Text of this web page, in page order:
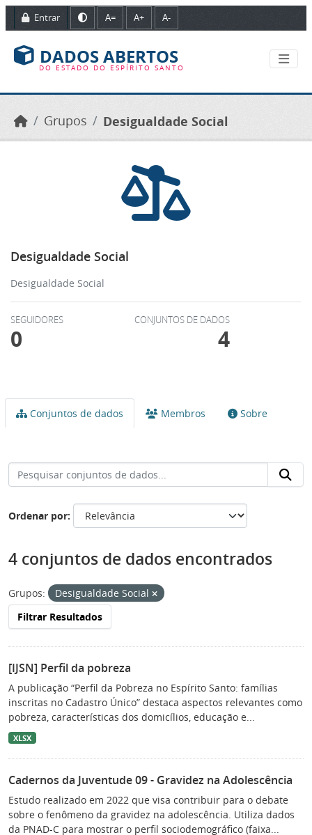
Ir para o conteúdo principal
Entrar A= A+ A-
DADOS ABERTOS
DO ESTADO DO ESPÍRITO SANTO
Grupos Desigualdade Social
Desigualdade Social
Desigualdade Social
SEGUIDORES
0
CONJUNTOS DE DADOS
4
Conjuntos de dados Membros Sobre
Ordenar por
4 conjuntos de dados encontrados
Grupos:
Desigualdade Social
Filtrar Resultados
[IJSN] Perfil da pobreza
A publicação “Perfil da Pobreza no Espírito Santo: famílias
inscritas no Cadastro Único” destaca aspectos relevantes como
pobreza, características dos domicílios, educação e...
XLSX
Cadernos da Juventude 09 - Gravidez na Adolescência
Estudo realizado em 2022 que visa contribuir para o debate
sobre o fenômeno da gravidez na adolescência. Utiliza dados
da PNAD-C para mostrar o perfil sociodemográfico (faixa...